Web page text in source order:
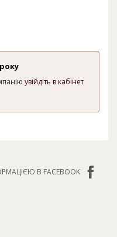
увійдіть в кабінет
В FACEBOOK